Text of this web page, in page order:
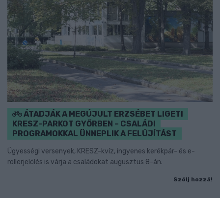
ÁTADJÁK A MEGÚJULT ERZSÉBET LIGETI
KRESZ-PARKOT GYŐRBEN – CSALÁDI
PROGRAMOKKAL ÜNNEPLIK A FELÚJÍTÁST
Ügyességi versenyek, KRESZ-kvíz, ingyenes kerékpár- és e-
rollerjelölés is várja a családokat augusztus 8-án.
Szólj hozzá!